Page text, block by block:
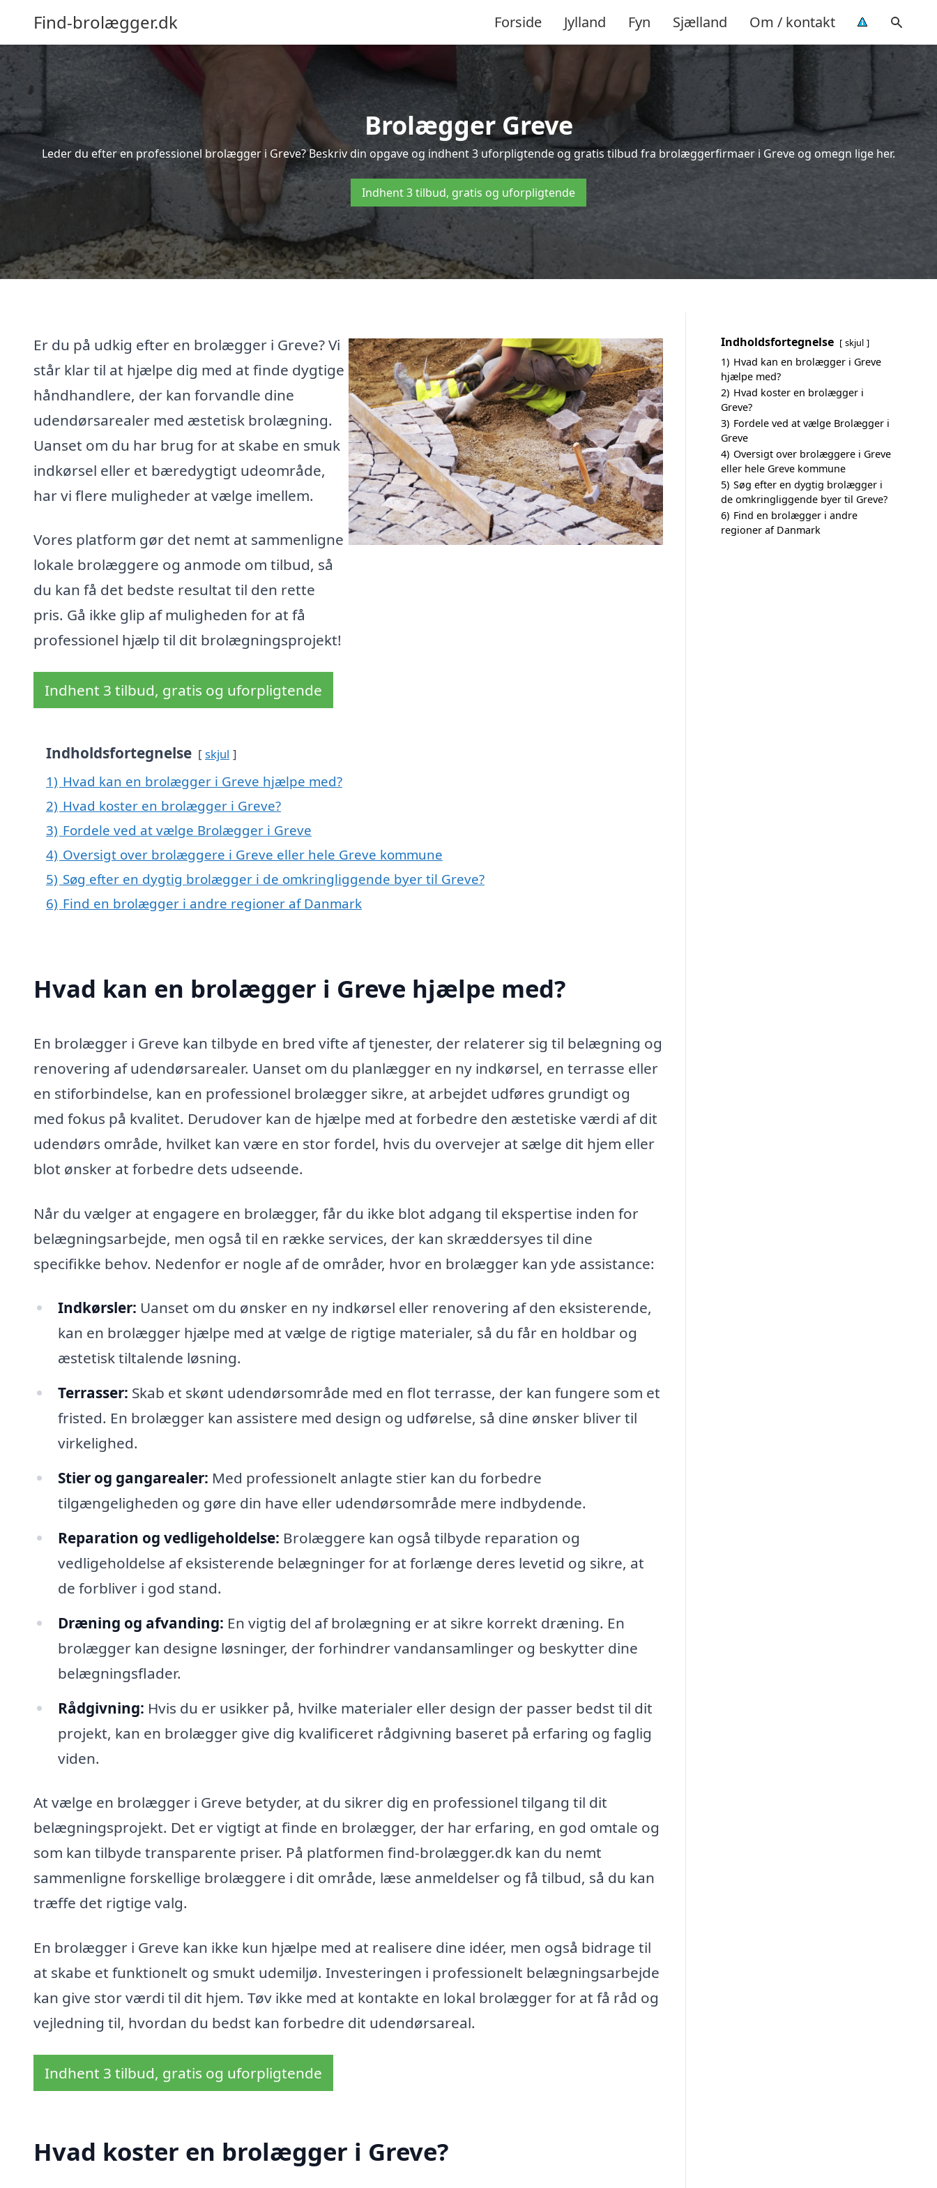
Find-brolægger.dk Forside Jylland Fyn Sjælland Om / kontakt
Brolægger Greve
Leder du efter en professionel brolægger i Greve? Beskriv din opgave og indhent 3 uforpligtende og gratis tilbud fra brolæggerfirmaer i Greve og omegn lige her.
Indhent 3 tilbud, gratis og uforpligtende
Er du på udkig efter en brolægger i Greve? Vi
står klar til at hjælpe dig med at finde dygtige
håndhandlere, der kan forvandle dine
udendørsarealer med æstetisk brolægning.
Uanset om du har brug for at skabe en smuk
indkørsel eller et bæredygtigt udeområde,
har vi flere muligheder at vælge imellem.
Vores platform gør det nemt at sammenligne
lokale brolæggere og anmode om tilbud, så
du kan få det bedste resultat til den rette
pris. Gå ikke glip af muligheden for at få
professionel hjælp til dit brolægningsprojekt!
Indhent 3 tilbud, gratis og uforpligtende
Indholdsfortegnelse skjul
1) Hvad kan en brolægger i Greve hjælpe med?
2) Hvad koster en brolægger i Greve?
3) Fordele ved at vælge Brolægger i Greve
4) Oversigt over brolæggere i Greve eller hele Greve kommune
5) Søg efter en dygtig brolægger i de omkringliggende byer til Greve?
6) Find en brolægger i andre regioner af Danmark
Hvad kan en brolægger i Greve hjælpe med?
En brolægger i Greve kan tilbyde en bred vifte af tjenester, der relaterer sig til belægning og
renovering af udendørsarealer. Uanset om du planlægger en ny indkørsel, en terrasse eller
en stiforbindelse, kan en professionel brolægger sikre, at arbejdet udføres grundigt og
med fokus på kvalitet. Derudover kan de hjælpe med at forbedre den æstetiske værdi af dit
udendørs område, hvilket kan være en stor fordel, hvis du overvejer at sælge dit hjem eller
blot ønsker at forbedre dets udseende.
Når du vælger at engagere en brolægger, får du ikke blot adgang til ekspertise inden for
belægningsarbejde, men også til en række services, der kan skræddersyes til dine
specifikke behov. Nedenfor er nogle af de områder, hvor en brolægger kan yde assistance:
Indkørsler: Uanset om du ønsker en ny indkørsel eller renovering af den eksisterende,
kan en brolægger hjælpe med at vælge de rigtige materialer, så du får en holdbar og
æstetisk tiltalende løsning.
Terrasser: Skab et skønt udendørsområde med en flot terrasse, der kan fungere som et
fristed. En brolægger kan assistere med design og udførelse, så dine ønsker bliver til
virkelighed.
Stier og gangarealer: Med professionelt anlagte stier kan du forbedre
tilgængeligheden og gøre din have eller udendørsområde mere indbydende.
Reparation og vedligeholdelse: Brolæggere kan også tilbyde reparation og
vedligeholdelse af eksisterende belægninger for at forlænge deres levetid og sikre, at
de forbliver i god stand.
Dræning og afvanding: En vigtig del af brolægning er at sikre korrekt dræning. En
brolægger kan designe løsninger, der forhindrer vandansamlinger og beskytter dine
belægningsflader.
Rådgivning: Hvis du er usikker på, hvilke materialer eller design der passer bedst til dit
projekt, kan en brolægger give dig kvalificeret rådgivning baseret på erfaring og faglig
viden.
At vælge en brolægger i Greve betyder, at du sikrer dig en professionel tilgang til dit
belægningsprojekt. Det er vigtigt at finde en brolægger, der har erfaring, en god omtale og
som kan tilbyde transparente priser. På platformen find-brolægger.dk kan du nemt
sammenligne forskellige brolæggere i dit område, læse anmeldelser og få tilbud, så du kan
træffe det rigtige valg.
En brolægger i Greve kan ikke kun hjælpe med at realisere dine idéer, men også bidrage til
at skabe et funktionelt og smukt udemiljø. Investeringen i professionelt belægningsarbejde
kan give stor værdi til dit hjem. Tøv ikke med at kontakte en lokal brolægger for at få råd og
vejledning til, hvordan du bedst kan forbedre dit udendørsareal.
Indhent 3 tilbud, gratis og uforpligtende
Hvad koster en brolægger i Greve?
Indholdsfortegnelse skjul
1) Hvad kan en brolægger i Greve
hjælpe med?
2) Hvad koster en brolægger i
Greve?
3) Fordele ved at vælge Brolægger i
Greve
4) Oversigt over brolæggere i Greve
eller hele Greve kommune
5) Søg efter en dygtig brolægger i
de omkringliggende byer til Greve?
6) Find en brolægger i andre
regioner af Danmark